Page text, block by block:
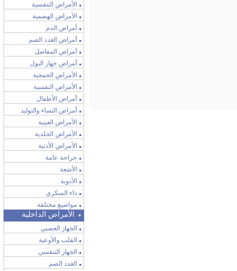
الأمراض التنفسية
الأمراض الهضمية
أمراض الدم
أمراض الغدد الصم
أمراض المفاصل
أمراض جهاز البول
الأمراض الخمجية
الأمراض النفسية
أمراض الأطفال
أمراض النساء والتوليد
الأمراض العينية
الأمراض الجلدية
الأمراض الأذنية
جراحة عامة
الأشعة
الأدوية
داء السكري
مواضيع مختلفة
الأمراض الداخلية
الجهاز العصبي
القلب والأوعية
الجهاز التنفسي
الغدد الصم